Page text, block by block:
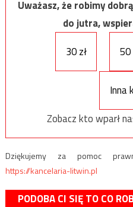
Uważasz, że robimy
do jutra,
30 zł
50
Inna
Zobacz kto wparł
Dziękujemy za pomoc
https://kancelaria-litwin.pl
PODOBA CI SIĘ TO CO